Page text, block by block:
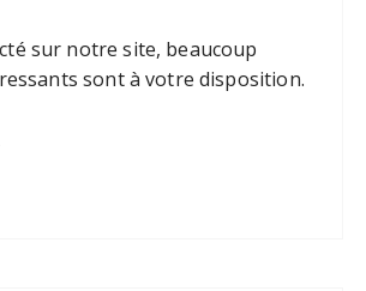
sur notre site, beaucoup
sont à votre disposition.